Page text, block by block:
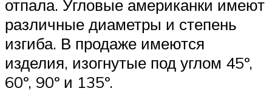
отпала. Угловые американки имеют
различные диаметры и степень
изгиба. В продаже имеются
изделия, изогнутые под углом 45º,
60º, 90º и 135º.